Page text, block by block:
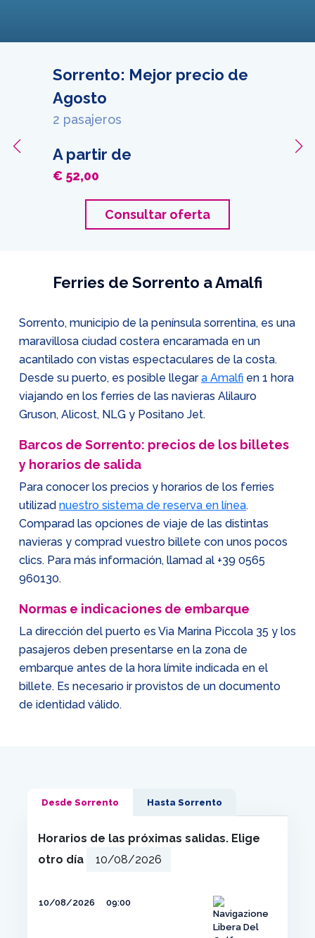
Sorrento: Mejor precio de
Agosto
2 pasajeros
A partir de
€ 52,00
Consultar oferta
Ferries de Sorrento a Amalfi
Sorrento, municipio de la península sorrentina, es una
maravillosa ciudad costera encaramada en un
acantilado con vistas espectaculares de la costa.
Desde su puerto, es posible llegara Amalfi en 1 hora
viajando en los ferries de las navieras Alilauro
Gruson, Alicost, NLG y Positano Jet.
Barcos de Sorrento: precios de los billetes
y horarios de salida
Para conocer los precios y horarios de los ferries
utilizad nuestro sistema de reserva en línea.
Comparad las opciones de viaje de las distintas
navieras y comprad vuestro billete con unos pocos
clics. Para más información, llamad al +39 0565
960130.
Normas e indicaciones de embarque
La dirección del puerto es Via Marina Piccola 35 y los
pasajeros deben presentarse en la zona de
embarque antes de la hora límite indicada en el
billete. Es necesario ir provistos de un documento
de identidad válido.
Desde Sorrento Hasta Sorrento
Horarios de las próximas salidas. Elige
otro día
10/08/2026 09:00